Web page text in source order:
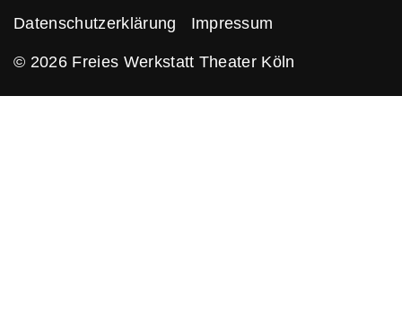
Datenschutzerklärung Impressum
© 2026 Freies Werkstatt Theater Köln